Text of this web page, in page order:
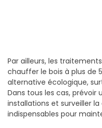
Par ailleurs, les
chauffer le bois à plus de
alternative écologique,
Dans tous les cas,
installations et surveiller
indispensables pour